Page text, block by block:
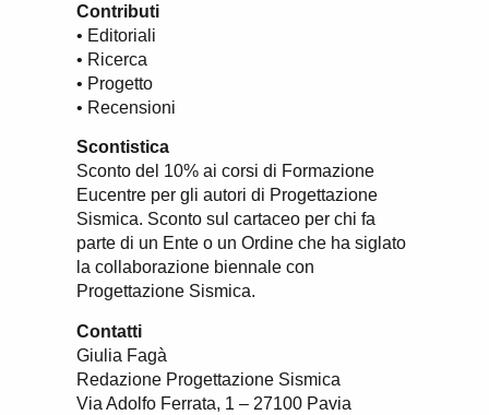
Contributi
• Editoriali
• Ricerca
• Progetto
• Recensioni
Scontistica
Sconto del 10% ai corsi di Formazione
Eucentre per gli autori di Progettazione
Sismica. Sconto sul cartaceo per chi fa
parte di un Ente o un Ordine che ha siglato
la collaborazione biennale con
Progettazione Sismica.
Contatti
Giulia Fagà
Redazione Progettazione Sismica
Via Adolfo Ferrata, 1 – 27100 Pavia